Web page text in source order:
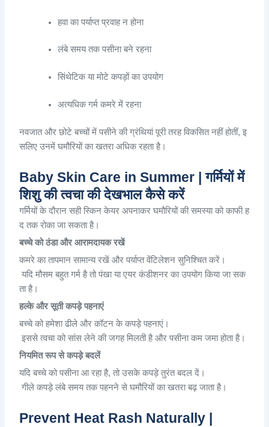
हवा का पर्याप्त प्रवाह न होना
लंबे समय तक पसीना बने रहना
सिंथेटिक या मोटे कपड़ों का उपयोग
अत्यधिक गर्म कमरे में रहना
नवजात और छोटे बच्चों में पसीने की ग्रंथियां पूरी तरह विकसित नहीं होतीं,इ
सलिए उनमें घमौरियों का खतरा अधिक रहता है।
Baby Skin Care in Summer | गर्मियों में
शिशु की त्वचा की देखभाल कैसे करें
गर्मियों के दौरान सही स्किन केयर अपनाकर घमौरियों की समस्या को काफी ह
द तक रोका जा सकता है।
बच्चे को ठंडा और आरामदायक रखें
कमरे का तापमान सामान्य रखें और पर्याप्त वेंटिलेशन सुनिश्चित करें ।
यदि मौसम बहुत गर्म है तो पंखा या एयर कंडीशनर का उपयोग किया जा सक
ता है।
हल्के और सूती कपड़े पहनाएं
बच्चे को हमेशा ढीले और कॉटन के कपड़े पहनाएं ।
इससे त्वचा को सांस लेने की जगह मिलती है और पसीना कम जमा होता है।
नियमित रूप से कपड़े बदलें
यदि बच्चे को पसीना आ रहा है,तो उसके कपड़े तुरंत बदल दें ।
गीले कपड़े लंबे समय तक पहनने से घमौरियों का खतरा बढ़ जाता है।
Prevent Heat Rash Naturally |